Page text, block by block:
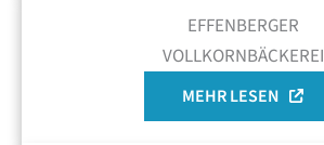
EFFENBERGER
VOLLKORNBÄCKEREI
MEHR LESEN